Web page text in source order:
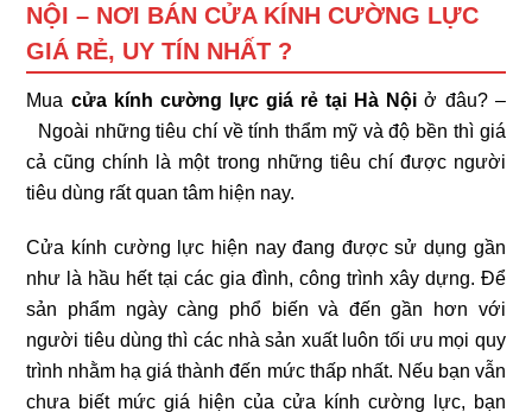
NỘI – NƠI BÁN CỬA KÍNH CƯỜNG LỰC
GIÁ RẺ, UY TÍN NHẤT ?
Mua cửa kính cường lực giá rẻ tại Hà Nội ở đâu? –
Ngoài những tiêu chí về tính thẩm mỹ và độ bền thì giá
cả cũng chính là một trong những tiêu chí được người
tiêu dùng rất quan tâm hiện nay.
Cửa kính cường lực hiện nay đang được sử dụng gần
như là hầu hết tại các gia đình, công trình xây dựng. Để
sản phẩm ngày càng phổ biến và đến gần hơn với
người tiêu dùng thì các nhà sản xuất luôn tối ưu mọi quy
trình nhằm hạ giá thành đến mức thấp nhất. Nếu bạn vẫn
chưa biết mức giá hiện của cửa kính cường lực, bạn